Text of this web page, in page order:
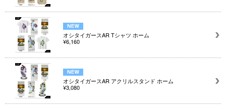
オシタイガースAR Tシャツ ホーム
¥6,160
オシタイガースAR アクリルスタンド ホーム
¥3,080